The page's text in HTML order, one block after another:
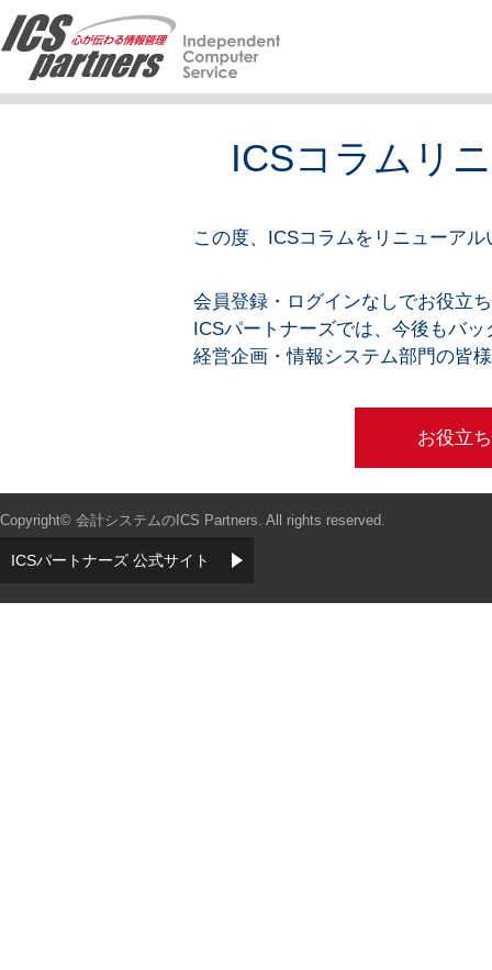
ICSコラムリ
この度、ICSコラムをリニューア
会員登録・ログインなしでお役立
ICSパートナーズでは、今後もバ
経営企画・情報システム部門の皆
お役立
Copyright© 会計システムのICS Partners. All rights reserved.
ICSパートナーズ 公式サイト